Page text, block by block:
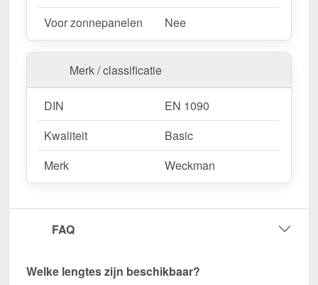
Voor zonnepanelen
Nee
Merk / classificatie
DIN
EN 1090
Kwaliteit
Basic
Merk
Weckman
FAQ
Welke lengtes zijn beschikbaar?